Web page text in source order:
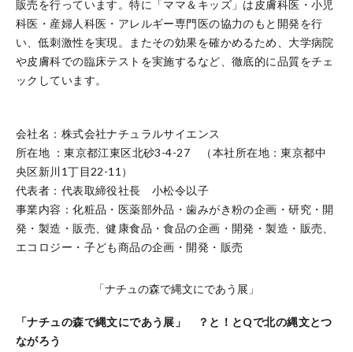
販売を⾏っています。特に「ママ＆キッズ」は⽪膚科医・⼩児
科医・産婦⼈科医・アレルギー専門医の協⼒のもと開発を⾏
い、低刺激性を実現。またその効果を確かめるため、⼤学病院
や⽪膚科での臨床テストを実施するなど、徹底的に品質をチェ
ックしています。
会社名：株式会社ナチュラルサイエンス
所在地 ：東京都江東区北砂3-4-27 （本社所在地：東京都中
央区新川1丁目22-11）
代表者：代表取締役社長 小松令以子
事業内容：化粧品・医薬部外品・歯みがき粉の企画・研究・開
発・製造・販売、健康食品・食品の企画・開発・製造・販売、
エコロジー・子ども商品の企画・開発・販売
「ナチュの森で縄文にであう展」
「ナチュの森で縄文にであう展」 ？と！とQで北の縄文とつ
ながろう